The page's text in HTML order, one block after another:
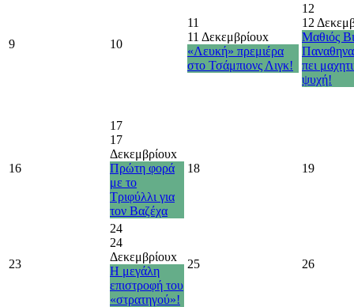
9 10
11
11 Δεκεμβρίουx
«Λευκή» πρεμιέρα
στο Τσάμπιονς Λιγκ!
12
12
Μαθιός
πει
ψυχή!
16
17
17
Δεκεμβρίουx
Πρώτη φορά
με το
Τριφύλλι για
τον Βαζέχα
18 19
23
24
24
Δεκεμβρίουx
Η μεγάλη
επιστροφή του
«στρατηγού»!
25 26